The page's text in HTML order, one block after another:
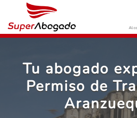
Al
Tu abogado
Permiso de